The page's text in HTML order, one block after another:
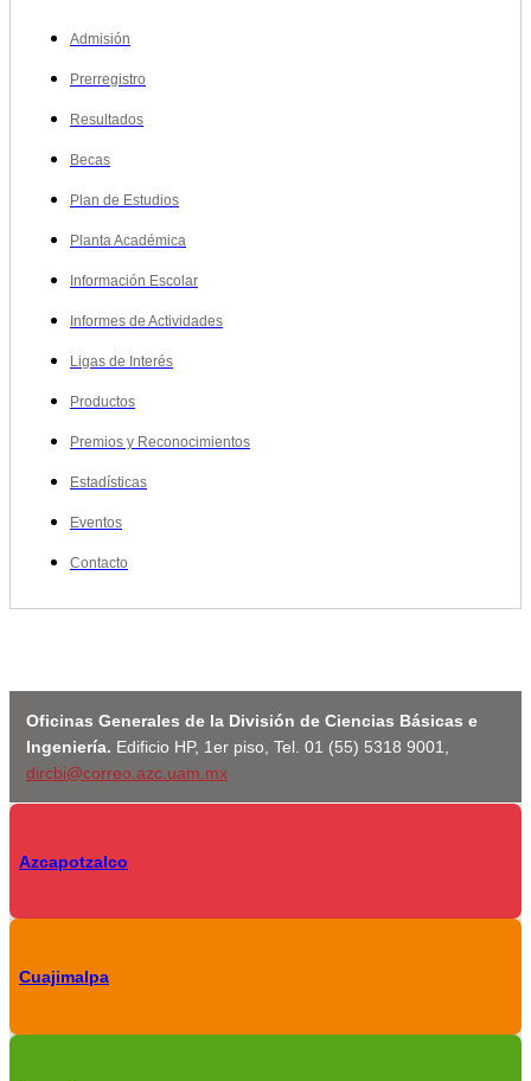
Admisión
Prerregistro
Resultados
Becas
Plan de Estudios
Planta Académica
Información Escolar
Informes de Actividades
Ligas de Interés
Productos
Premios y Reconocimientos
Estadísticas
Eventos
Contacto
Oficinas Generales de la División de Ciencias Básicas e
Ingeniería. Edificio HP, 1er piso, Tel. 01 (55) 5318 9001,
dircbi@correo.azc.uam.mx
Azcapotzalco
Cuajimalpa